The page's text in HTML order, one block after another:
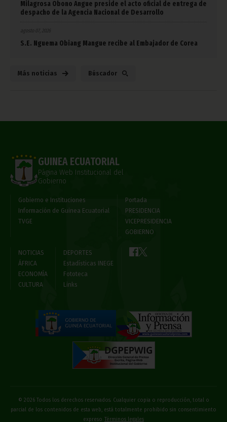
Milagrosa Obono Angue preside el acto oficial de entrega de
despacho de la Agencia Nacional de Desarrollo
agosto 07, 2026
S.E. Nguema Obiang Mangue recibe al Embajador de Corea
Más noticias Búscador
GUINEA ECUATORIAL
Página Web Institucional del
Gobierno
Gobierno e Instituciones
Información de Guinea Ecuatorial
TVGE
Portada
PRESIDENCIA
VICEPRESIDENCIA
GOBIERNO
NOTICIAS
ÁFRICA
ECONOMÍA
CULTURA
DEPORTES
Estadísticas INEGE
Fototeca
Links
© 2026 Todos los derechos reservados. Cualquier copia o reproducción, total o
parcial de los contenidos de esta web, está totalmente prohibido sin consentimiento
expreso Términos legales